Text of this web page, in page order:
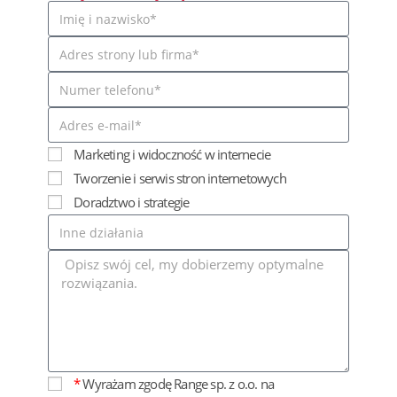
Marketing i widoczność w internecie
Tworzenie i serwis stron internetowych
Doradztwo i strategie
*Wyrażam zgodę Range sp. z o.o. na